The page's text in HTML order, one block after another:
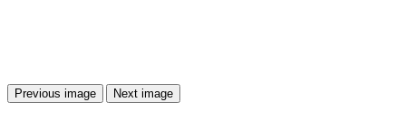
Previous image Next image